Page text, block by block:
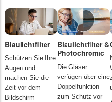
Blaulichtfilter
Schützen Sie Ihre
Augen und
machen Sie die
Zeit vor dem
Bildschirm
Blaulichtfilter &
Photochromic
Die Gläser
verfügen über eine
Doppelfunktion
zum Schutz vor